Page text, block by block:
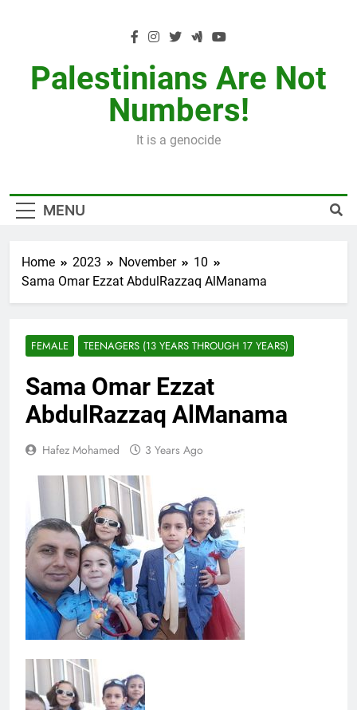
Palestinians Are Not
Numbers!
It is a genocide
MENU
Home 2023 November
10
Sama Omar Ezzat AbdulRazzaq AlManama
FEMALE TEENAGERS (13 YEARS THROUGH 17 YEARS)
Sama Omar Ezzat
AbdulRazzaq AlManama
Hafez Mohamed 3 Years Ago